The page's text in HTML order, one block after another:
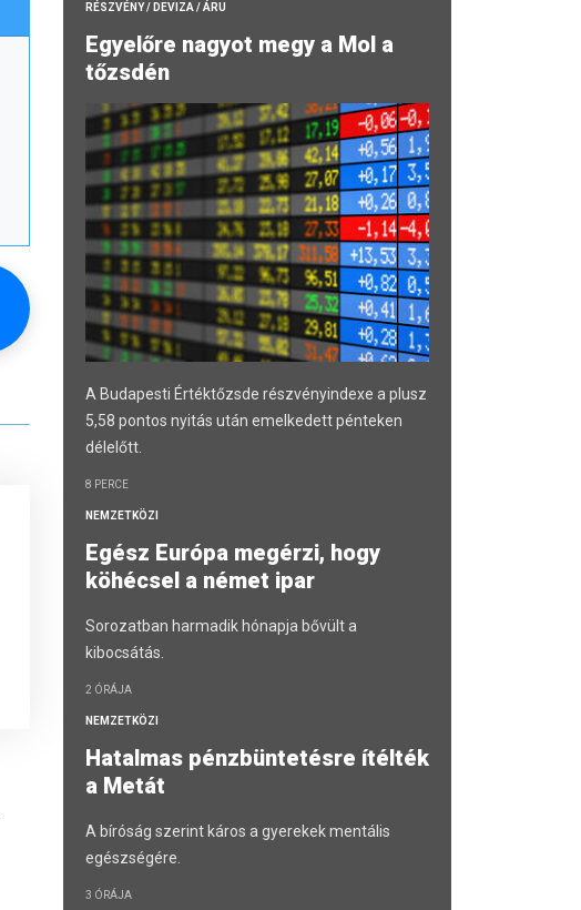
RÉSZVÉNY / DEVIZA / ÁRU
Egyelőre nagyot megy a Mol a
tőzsdén
A Budapesti Értéktőzsde részvényindexe a plusz
5,58 pontos nyitás után emelkedett pénteken
délelőtt.
8 PERCE
NEMZETKÖZI
Egész Európa megérzi, hogy
köhécsel a német ipar
Sorozatban harmadik hónapja bővült a
kibocsátás.
2 ÓRÁJA
NEMZETKÖZI
Hatalmas pénzbüntetésre ítélték
a Metát
A bíróság szerint káros a gyerekek mentális
egészségére.
3 ÓRÁJA